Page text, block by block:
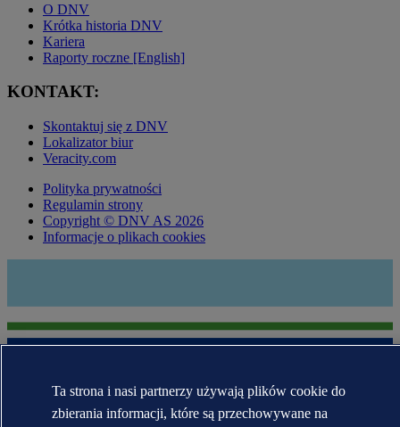
O DNV
Krótka historia DNV
Kariera
Raporty roczne [English]
KONTAKT:
Skontaktuj się z DNV
Lokalizator biur
Veracity.com
Polityka prywatności
Regulamin strony
Copyright © DNV AS 2026
Informacje o plikach cookies
Ta strona i nasi partnerzy używają plików cookie do
zbierania informacji, które są przechowywane na